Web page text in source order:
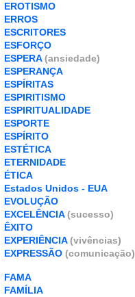
EROTISMO
ERROS
ESCRITORES
ESFORÇO
ESPERA(ansiedade)
ESPERANÇA
ESPÍRITAS
ESPIRITISMO
ESPIRITUALIDADE
ESPORTE
ESPÍRITO
ESTÉTICA
ETERNIDADE
ÉTICA
Estados Unidos - EUA
EVOLUÇÃO
EXCELÊNCIA(sucesso)
ÊXITO
EXPERIÊNCIA(vivências)
EXPRESSÃO (comunicação)
FAMA
FAMÍLIA